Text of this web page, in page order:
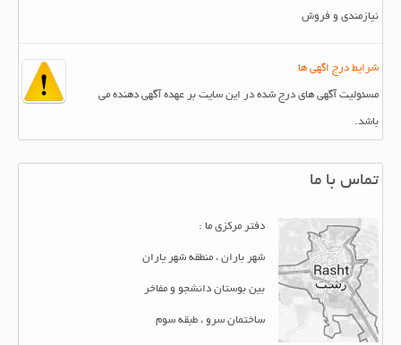
نیازمندی و فروش
شرایط درج اگهی ها
مسئولیت آگهی های درج شده در این سایت بر عهده آگهی دهنده می
باشد.
تماس با ما
دفتر مرکزی ما :
شهر باران ، منطقه شهر یاران
بین بوستان دانشجو و مفاخر
ساختمان سرو ، طبقه سوم